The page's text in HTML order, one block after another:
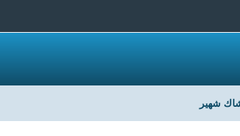
شهير